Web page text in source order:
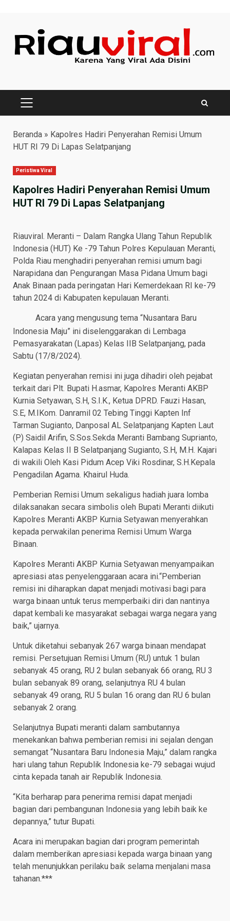
content
PRIMARY
Beranda » Kapolres Hadiri Penyerahan Remisi Umum
HUT RI 79 Di Lapas Selatpanjang
Peristiwa Viral
Kapolres Hadiri Penyerahan Remisi Umum
HUT RI 79 Di Lapas Selatpanjang
Riauviral. Meranti – Dalam Rangka Ulang Tahun Republik
Indonesia (HUT) Ke -79 Tahun Polres Kepulauan Meranti,
Polda Riau menghadiri penyerahan remisi umum bagi
Narapidana dan Pengurangan Masa Pidana Umum bagi
Anak Binaan pada peringatan Hari Kemerdekaan RI ke-79
tahun 2024 di Kabupaten kepulauan Meranti.
Acara yang mengusung tema “Nusantara Baru
Indonesia Maju” ini diselenggarakan di Lembaga
Pemasyarakatan (Lapas) Kelas IIB Selatpanjang, pada
Sabtu (17/8/2024).
Kegiatan penyerahan remisi ini juga dihadiri oleh pejabat
terkait dari Plt. Bupati H.asmar, Kapolres Meranti AKBP
Kurnia Setyawan, S.H, S.I.K., Ketua DPRD. Fauzi Hasan,
S.E, M.IKom. Danramil 02 Tebing Tinggi Kapten Inf
Tarman Sugianto, Danposal AL Selatpanjang Kapten Laut
(P) Saidil Arifin, S.Sos.Sekda Meranti Bambang Suprianto,
Kalapas Kelas II B Selatpanjang Sugianto, S.H, M.H. Kajari
di wakili Oleh Kasi Pidum Acep Viki Rosdinar, S.H.Kepala
Pengadilan Agama. Khairul Huda.
Pemberian Remisi Umum sekaligus hadiah juara lomba
dilaksanakan secara simbolis oleh Bupati Meranti diikuti
Kapolres Meranti AKBP Kurnia Setyawan menyerahkan
kepada perwakilan penerima Remisi Umum Warga
Binaan.
Kapolres Meranti AKBP Kurnia Setyawan menyampaikan
apresiasi atas penyelenggaraan acara ini.“Pemberian
remisi ini diharapkan dapat menjadi motivasi bagi para
warga binaan untuk terus memperbaiki diri dan nantinya
dapat kembali ke masyarakat sebagai warga negara yang
baik,” ujarnya.
Untuk diketahui sebanyak 267 warga binaan mendapat
remisi. Persetujuan Remisi Umum (RU) untuk 1 bulan
sebanyak 45 orang, RU 2 bulan sebanyak 66 orang, RU 3
bulan sebanyak 89 orang, selanjutnya RU 4 bulan
sebanyak 49 orang, RU 5 bulan 16 orang dan RU 6 bulan
sebanyak 2 orang.
Selanjutnya Bupati meranti dalam sambutannya
menekankan bahwa pemberian remisi ini sejalan dengan
semangat “Nusantara Baru Indonesia Maju,” dalam rangka
hari ulang tahun Republik Indonesia ke-79 sebagai wujud
cinta kepada tanah air Republik Indonesia.
“Kita berharap para penerima remisi dapat menjadi
bagian dari pembangunan Indonesia yang lebih baik ke
depannya,” tutur Bupati.
Acara ini merupakan bagian dari program pemerintah
dalam memberikan apresiasi kepada warga binaan yang
telah menunjukkan perilaku baik selama menjalani masa
tahanan.***